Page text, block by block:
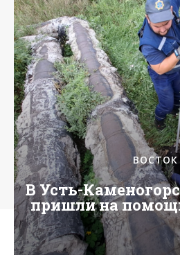
ВОСТОК
В Усть-
пришли на